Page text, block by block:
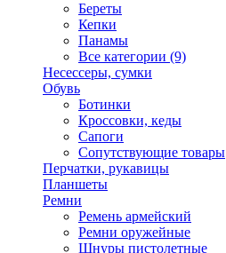
Береты
Кепки
Панамы
Все категории (9)
Несессеры, сумки
Обувь
Ботинки
Кроссовки, кеды
Сапоги
Сопутствующие товары
Перчатки, рукавицы
Планшеты
Ремни
Ремень армейский
Ремни оружейные
Шнуры пистолетные